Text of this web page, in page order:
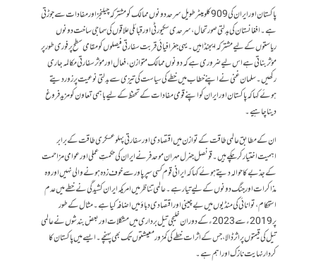
پاکستان اور ایران کی 909 کلومیٹر طویل سرحد دونوں ممالک کو مشترکہ چیلنجز اور مفادات سے جوڑتی
ہے۔ افغانستان کی بدلتی صورتحال، سرحدی سکیورٹی اور قبائلی علاقوں کی سماجی ساخت دونوں
ریاستوں کے لیے مشترکہ ایجنڈا ہیں۔ یہی جغرافیائی قربت سفارتی فیصلوں کو مقامی سطح پر فوری طور پر
مؤثر بناتی ہے اس لیے ضروری ہے کہ دونوں ممالک متوازن، فعال اور مؤثر سفارتی مکالمہ جاری
رکھیں۔ سلمان غنی نے اپنے خطاب میں خطے کی سیاست کی تیزی سے بدلتی نوعیت پر زور دیتے
ہوئے کہا کہ پاکستان اور ایران کو اپنے قومی مفادات کے تحفظ کے لیے باہمی تعاون کو مزید فروغ
دینا چاہیے۔
ان کے مطابق عالمی طاقت کے توازن میں اقتصادی اور سفارتی پہلو عسکری طاقت کے برابر
اہمیت اختیار کرچکے ہیں۔قونصل جنرل مہران موحدفر نے ایران کی حکمتِ عملی اور عوامی مزاحمت
کے جذبے کا حوالہ دیتے ہوئے کہا کہ ایرانی قوم کسی سپر پاور سے خوف زدہ ہونے والی نہیں اور وہ
مذاکرات اور جنگ دونوں کے لیے تیار ہے۔ عالمی تناظر میں امریکہ ایران کشیدگی نے خطے میں عدم
استحکام، توانائی کی منڈیوں میں بے چینی اور اقتصادی دباؤ میں اضافہ کیا ہے۔ مثال کے طور
پر 2019ء سے 2023ء کے دوران خلیجی تیل برداری میں مشکلات اور بعض بندشوں نے عالمی
تیل کی قیمتوں پر اثر ڈالا، جس کے اثرات خطے کی کمزور معیشتوں تک بھی پہنچے۔ ایسے میں پاکستان کا
کردار نہایت نازک اور اہم ہے۔